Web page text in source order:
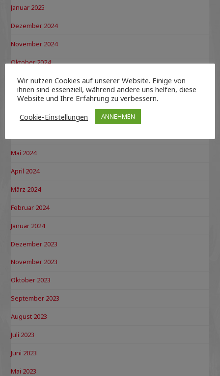
Januar 2025
Dezember 2024
November 2024
Oktober 2024
September 2024
August 2024
Juli 2024
Mai 2024
April 2024
März 2024
Februar 2024
Januar 2024
Dezember 2023
November 2023
Oktober 2023
September 2023
August 2023
Juli 2023
Juni 2023
Mai 2023
Wir nutzen Cookies auf unserer Website. Einige von
ihnen sind essenziell, während andere uns helfen, diese
Website und Ihre Erfahrung zu verbessern.
Cookie-Einstellungen
ANNEHMEN